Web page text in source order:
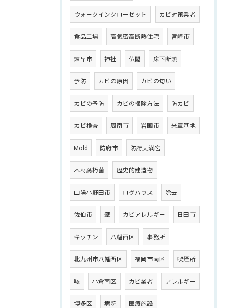
ウォークインクローゼット カビ対策業者
食品工場 高気密高断熱住宅 宮崎市
諫早市 神社 仏閣 床下断熱
予防 カビの原因 カビの匂い
カビの予防 カビの掃除方法 防カビ
カビ検査 周南市 岩国市 米軍基地
Mold 防府市 防府天満宮
木材腐朽菌 歴史的建造物
山陽小野田市 ログハウス 除去
佐伯市 壁 カビアレルギー 日田市
キッチン 八幡西区 事務所
北九州市八幡西区 福岡市南区 喫煙所
咳 小倉南区 カビ業者 アレルギー
博多区 病院 医療施設